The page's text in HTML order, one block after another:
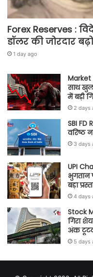
Forex Reserves :
डॉलर की जोरदार
1 day ago
Market
साथ
में बड़ी
2 days
SBI FD
वरिष्ठ
3 days
UPI
भुगतान
बड़ा
4 days
Stock
गिरा
अंक
5 days